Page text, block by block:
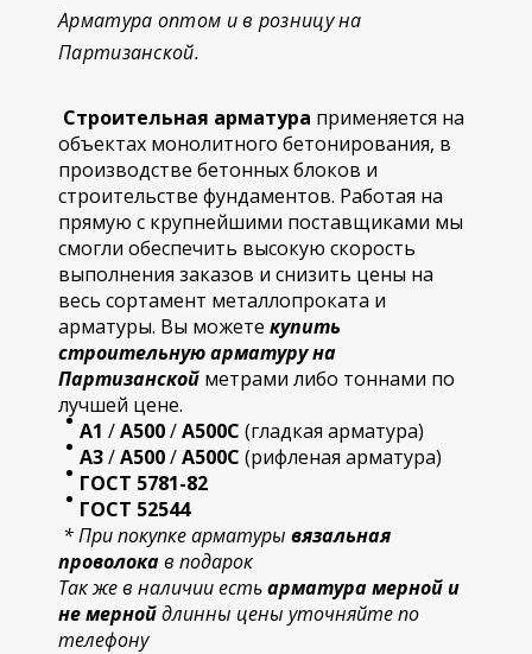
Арматура оптом и в розницу на
Партизанской.
Строительная арматура применяется на
объектах монолитного бетонирования, в
производстве бетонных блоков и
строительстве фундаментов. Работая на
прямую с крупнейшими поставщиками мы
смогли обеспечить высокую скорость
выполнения заказов и снизить цены на
весь сортамент металлопроката и
арматуры. Вы можете купить
строительнуюарматуру на
Партизанской метрами либо тоннами по
лучшей цене.
А1 /А500/А500С (гладкая арматура)
А3/А500/А500С (рифленая арматура)
ГОСТ 5781-82
ГОСТ 52544
* При покупке арматуры вязальная
проволокав подарок
Так же в наличии естьарматура мерной и
не мернойдлинны цены уточняйте по
телефону